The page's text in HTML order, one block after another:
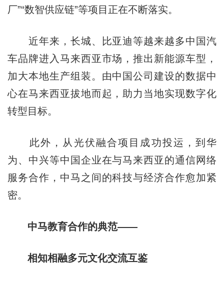
厂”“数智供应链”等项目正在不断落实。
近年来，长城、比亚迪等越来越多中国汽
车品牌进入马来西亚市场，推出新能源车型，
加大本地生产组装。由中国公司建设的数据中
心在马来西亚拔地而起，助力当地实现数字化
转型目标。
此外，从光伏融合项目成功投运，到华
为、中兴等中国企业在与马来西亚的通信网络
服务合作，中马之间的科技与经济合作愈加紧
密。
中马教育合作的典范——
相知相融多元文化交流互鉴